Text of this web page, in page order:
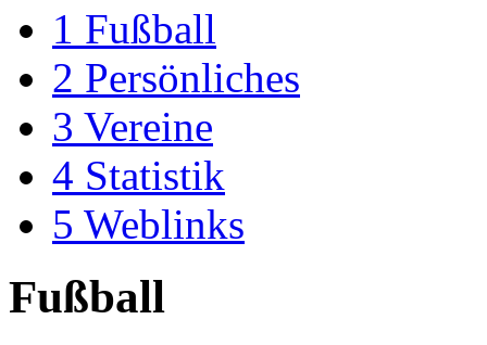
1 Fußball
2 Persönliches
3 Vereine
4 Statistik
5 Weblinks
Fußball